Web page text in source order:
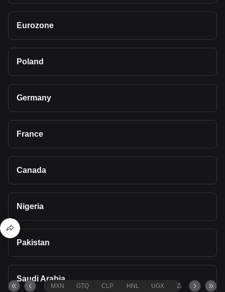
Eurozone
Poland
Germany
France
Canada
Nigeria
Pakistan
Saudi Arabia
MXN GTQ CLP HNL UGX ZAR TND